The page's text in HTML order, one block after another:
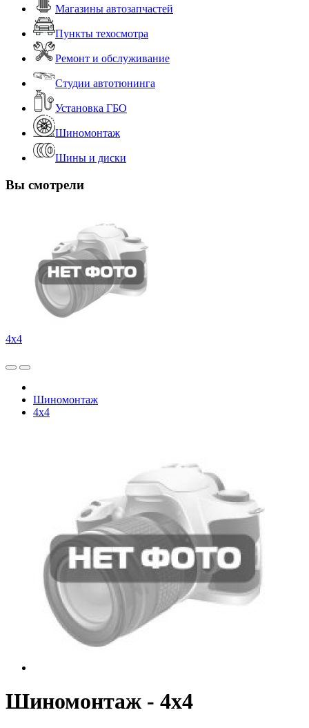
Магазины автозапчастей
Пункты техосмотра
Ремонт и обслуживание
Студии автотюнинга
Установка ГБО
Шиномонтаж
Шины и диски
Вы смотрели
4x4
Шиномонтаж
4x4
Шиномонтаж - 4x4